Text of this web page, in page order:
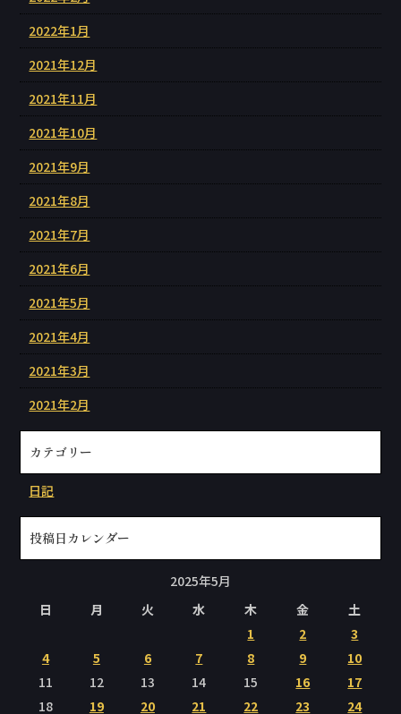
2022年1月
2021年12月
2021年11月
2021年10月
2021年9月
2021年8月
2021年7月
2021年6月
2021年5月
2021年4月
2021年3月
2021年2月
カテゴリー
日記
投稿日カレンダー
2025年5月
日
月 火 水 木 金
土
1
2
3
4
5 6 7 8 9
10
11
12 13 14 15 16
17
18
19 20 21 22 23 24